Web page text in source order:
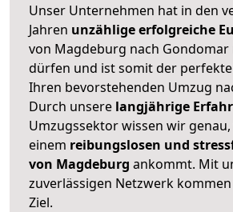
Unser Unternehmen hat in den
Jahren unzählige erfolgreiche
von Magdeburg nach
dürfen und ist somit der
Ihren bevorstehenden Umzug
Durch unsere langjährige
Umzugssektor wissen wir
einem reibungslosen und
von Magdeburg ankommt. Mit
zuverlässigen Netzwerk kommen
Ziel.